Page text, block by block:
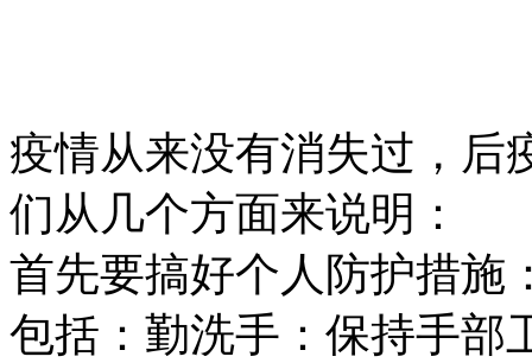
疫情从来没有消失过，后
们从几个方面来说明：
首先要搞好个人防护措施
包括： 勤洗手 ：保持手